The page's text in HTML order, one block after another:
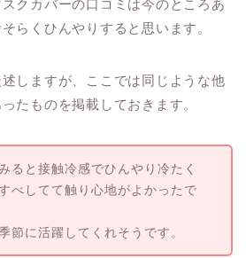
クカバーの口コミは今のところあ
らくひんやりすると思います。
しますが、ここでは同じような他
たものを掲載しておきます。
ると接触冷感でひんやり冷たく
べしてて触り心地がよかったで
節に活躍してくれそうです。